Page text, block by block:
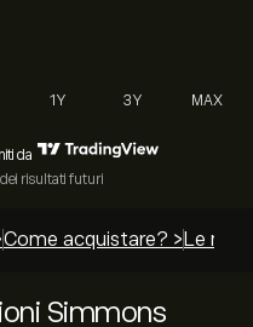
1Y 3Y MAX
da
risultati futuri
Come acquistare? > Le
Simmons